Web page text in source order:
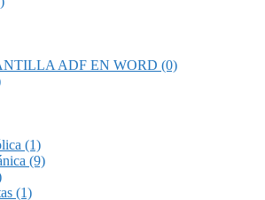
ADF EN WORD (0)
(1)
(9)
(1)